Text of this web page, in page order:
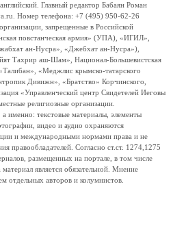
Главный редактор Бабаян Роман
Номер телефона: +7 (495) 950-62-26
запрещенные в Российской
повстанческая армия» (УПА), «ИГИЛ»,
ан-Нусра», «Джебхат ан-Нусра»),
Тахрир аш-Шам», Национал-Большевистская
«Меджлис крымско-татарского
Дивижн», «Братство» Корчинского,
«Управленческий центр Свидетелей Иеговы
религиозные организации.
именно: текстовые материалы, элементы
видео и аудио охраняются
и международными нормами права и не
правообладателей. Согласно ст.ст. 1274,1275
размещенных на портале, в том числе
является обязательной. Мнение
отдельных авторов и колумнистов.